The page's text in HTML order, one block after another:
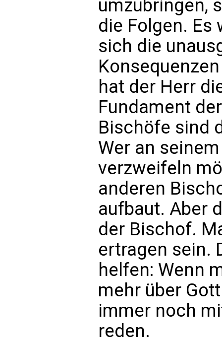
umzubringen,
die Folgen. Es
sich die
hat der Herr
Fundament
Bischöfe sind
Wer an
verzweifeln
anderen
aufbaut. Aber
der Bischof.
ertragen sein.
helfen: Wenn
mehr über
immer noch
reden.